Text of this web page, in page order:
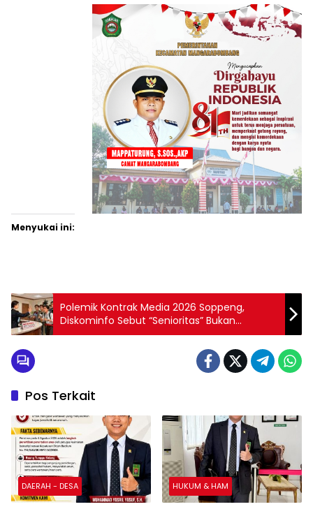
Menyukai ini:
Polemik Kontrak Media 2026 Soppeng,
Diskominfo Sebut “Senioritas” Bukan
Parameter Resmi
Pos Terkait
DAERAH - DESA HUKUM & HAM